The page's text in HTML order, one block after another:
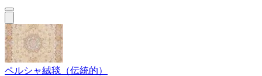
ペルシャ絨毯（伝統的）